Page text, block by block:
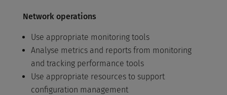
Network operations
Use appropriate monitoring tools
Analyse metrics and reports from monitoring
and tracking performance tools
Use appropriate resources to support
configuration management